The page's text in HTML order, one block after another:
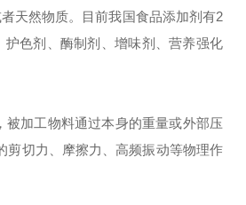
天然物质。目前我国食品添加剂有2
色剂、酶制剂、增味剂、营养强化
加工物料通过本身的重量或外部压
剪切力、摩擦力、高频振动等物理作